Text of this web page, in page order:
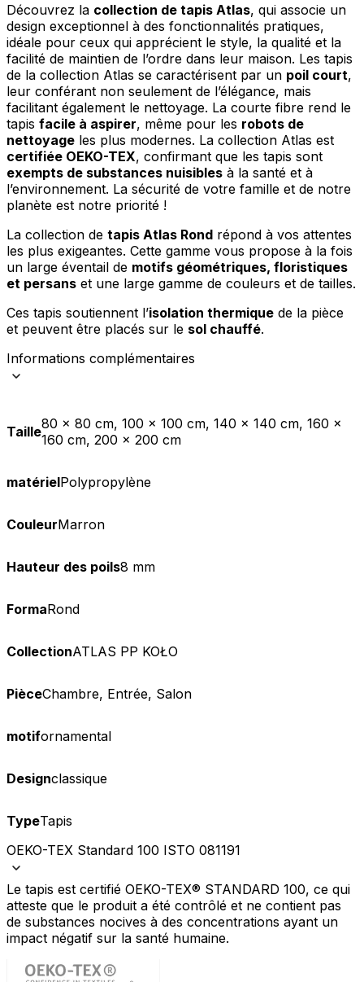
Découvrez la collection de tapis Atlas, qui associe un
design exceptionnel à des fonctionnalités pratiques,
idéale pour ceux qui apprécient le style, la qualité et la
facilité de maintien de l’ordre dans leur maison. Les tapis
de la collection Atlas se caractérisent par un poil court,
leur conférant non seulement de l’élégance, mais
facilitant également le nettoyage. La courte fibre rend le
tapis facile à aspirer, même pour les robots de
nettoyage les plus modernes. La collection Atlas est
certifiée OEKO-TEX, confirmant que les tapis sont
exempts de substances nuisibles à la santé et à
l’environnement. La sécurité de votre famille et de notre
planète est notre priorité !
La collection de tapis Atlas Rond répond à vos attentes
les plus exigeantes. Cette gamme vous propose à la fois
un large éventail de motifs géométriques, floristiques
et persans et une large gamme de couleurs et de tailles.
Ces tapis soutiennent l’isolation thermique de la pièce
et peuvent être placés sur le sol chauffé.
Informations complémentaires
Taille80 x 80 cm, 100 x 100 cm, 140 x 140 cm, 160 x
160 cm, 200 x 200 cm
matérielPolypropylène
CouleurMarron
Hauteur des poils8 mm
FormaRond
CollectionATLAS PP KOŁO
PièceChambre, Entrée, Salon
motifornamental
Designclassique
TypeTapis
OEKO-TEX Standard 100 ISTO 081191
Le tapis est certifié OEKO-TEX® STANDARD 100, ce qui
atteste que le produit a été contrôlé et ne contient pas
de substances nocives à des concentrations ayant un
impact négatif sur la santé humaine.